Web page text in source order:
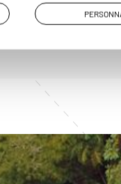
VOIR NOS 4 IDÉES DE